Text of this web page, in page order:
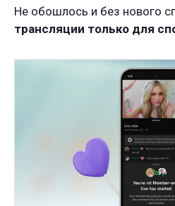
Не обошлось и без нового
трансляции только для